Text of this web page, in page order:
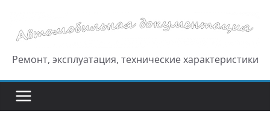
содержимому
Ремонт, эксплуатация, технические характеристики